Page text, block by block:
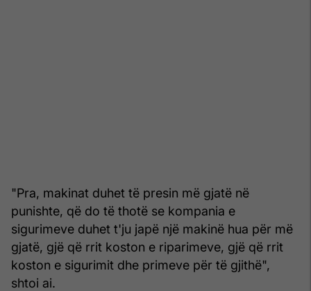
"Pra, makinat duhet të presin më gjatë në
punishte, që do të thotë se kompania e
sigurimeve duhet t'ju japë një makinë hua për më
gjatë, gjë që rrit koston e riparimeve, gjë që rrit
koston e sigurimit dhe primeve për të gjithë",
shtoi ai.